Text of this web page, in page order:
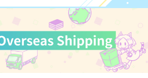
それでも書きたい有馬
くん 1
白泉社
拷問バイトくんの日